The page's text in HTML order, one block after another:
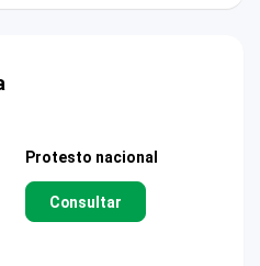
Protesto nacional
Consultar